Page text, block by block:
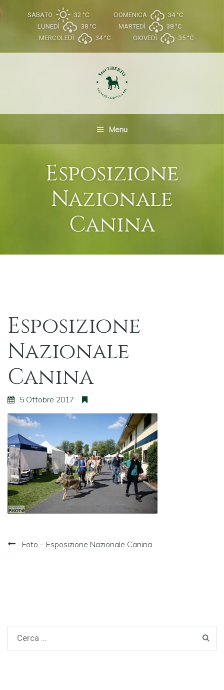
SABATO 32 °C DOMENICA 34 °C
LUNEDÌ
38 °C MARTEDÌ 38 °C
MERCOLEDÌ
34 °C GIOVEDÌ 35 °C
Menu
Esposizione
Nazionale
Canina
Esposizione
Nazionale
Canina
5 Ottobre 2017
Navigazione
Foto – Esposizione Nazionale Canina